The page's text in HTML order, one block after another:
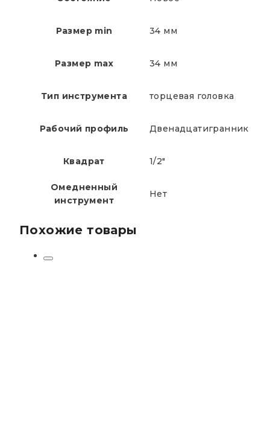
Размер min 34 мм
Размер max 34 мм
Тип инструмента торцевая головка
Рабочий профиль Двенадцатигранник
Квадрат 1/2"
Омедненный
инструмент
Нет
Похожие товары